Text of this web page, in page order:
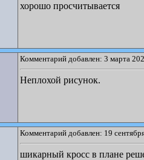
хорошо просчитывается
Комментарий добавлен: 3 марта
Неплохой рисунок.
Комментарий добавлен: 19
шикарный кросс в плане